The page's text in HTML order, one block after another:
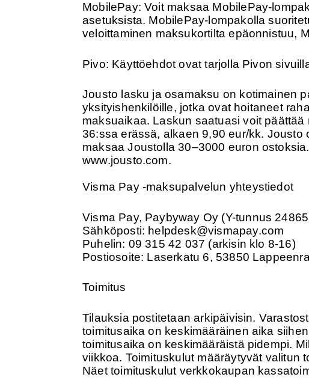
MobilePay: Voit maksaa MobilePay-
asetuksista. MobilePay-lompakolla
veloittaminen maksukortilta epäonnistuu,
Pivo: Käyttöehdot ovat tarjolla Pivon
Jousto lasku ja osamaksu on kotimainen
yksityishenkilöille, jotka ovat hoitaneet
maksuaikaa. Laskun saatuasi voit
36:ssa erässä, alkaen 9,90 eur/kk.
maksaa Joustolla 30–3000 euron
www.jousto.com.
Visma Pay -maksupalvelun yhteystiedot
Visma Pay, Paybyway Oy (Y-tunnus
Sähköposti: helpdesk@vismapay.com
Puhelin: 09 315 42 037 (arkisin klo 8-16)
Postiosoite: Laserkatu 6, 53850
Toimitus
Tilauksia postitetaan arkipäivisin.
toimitusaika on keskimääräinen aika
toimitusaika on keskimääräistä pidempi.
viikkoa. Toimituskulut määräytyvät valitun
Näet toimituskulut verkkokaupan